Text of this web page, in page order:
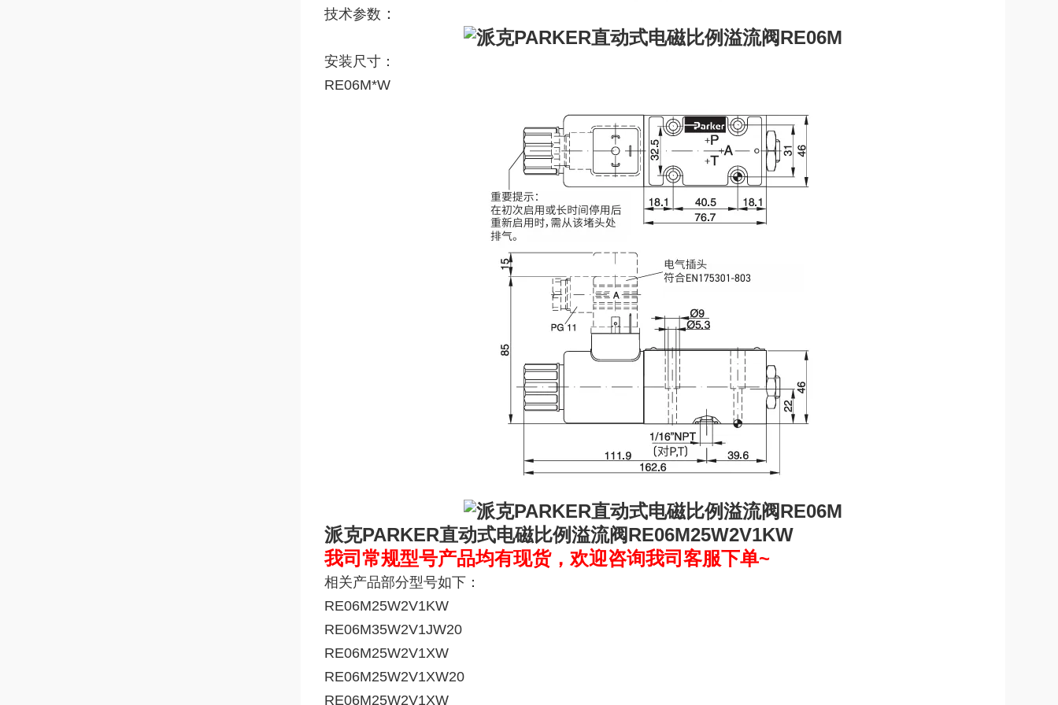
技术参数 ：
安装尺寸：
RE06M*W
派克PARKER直动式电磁比例溢流阀RE06M25W2V1KW
我司常规型号产品均有现货，欢迎咨询我司客服下单~
相关产品部分型号如下：
RE06M25W2V1KW
RE06M35W2V1JW20
RE06M25W2V1XW
RE06M25W2V1XW20
RE06M25W2V1XW